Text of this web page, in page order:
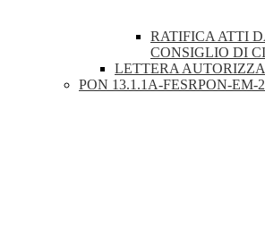
RATIFICA ATTI
CONSIGLIO DI
LETTERA
PON 13.1.1A-FESRPON-EM-